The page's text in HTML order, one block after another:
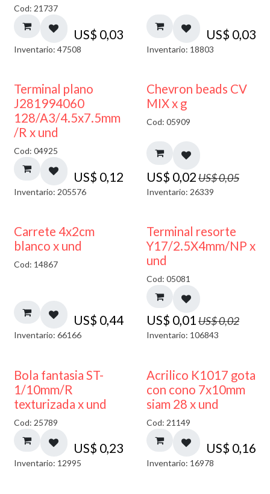
Cod: 21737
US$ 0,03
Inventario: 47508
US$ 0,03
Inventario: 18803
Terminal plano
J281994060
128/A3/4.5x7.5mm
/R x und
Cod: 04925
US$ 0,12
Inventario: 205576
50% DESCUENTO
Chevron beads CV
MIX x g
Cod: 05909
US$ 0,02US$0,05
Inventario: 26339
Carrete 4x2cm
blanco x und
Cod: 14867
US$ 0,44
Inventario: 66166
50% DESCUENTO
Terminal resorte
Y17/2.5X4mm/NP x
und
Cod: 05081
US$ 0,01US$0,02
Inventario: 106843
Bola fantasia ST-
1/10mm/R
texturizada x und
Cod: 25789
US$ 0,23
Inventario: 12995
Acrilico K1017 gota
con cono 7x10mm
siam 28 x und
Cod: 21149
US$ 0,16
Inventario: 16978